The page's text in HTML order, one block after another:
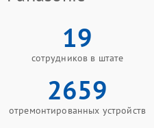
19
сотрудников в штате
2659
отремонтированных устройств